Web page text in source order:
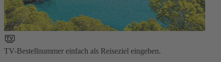
TV-Bestellnummer einfach als Reiseziel eingeben.